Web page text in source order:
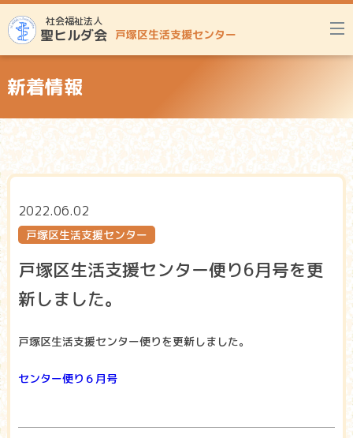
社会福祉法人
聖ヒルダ会 戸塚区生活支援センター
新着情報
2022.06.02
戸塚区生活支援センター
戸塚区生活支援センター便り6月号を更
新しました。
戸塚区生活支援センター便りを更新しました。
センター便り６月号